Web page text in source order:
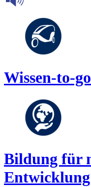
Wissen-to-
Bildung für